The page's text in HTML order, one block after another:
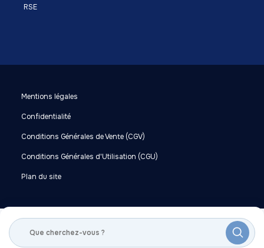
RSE
Mentions légales
Confidentialité
Conditions Générales de Vente (CGV)
Conditions Générales d'Utilisation (CGU)
Plan du site